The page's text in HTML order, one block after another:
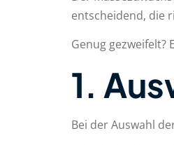
entscheidend, die
Genug gezweifelt?
1.
Bei der Auswahl